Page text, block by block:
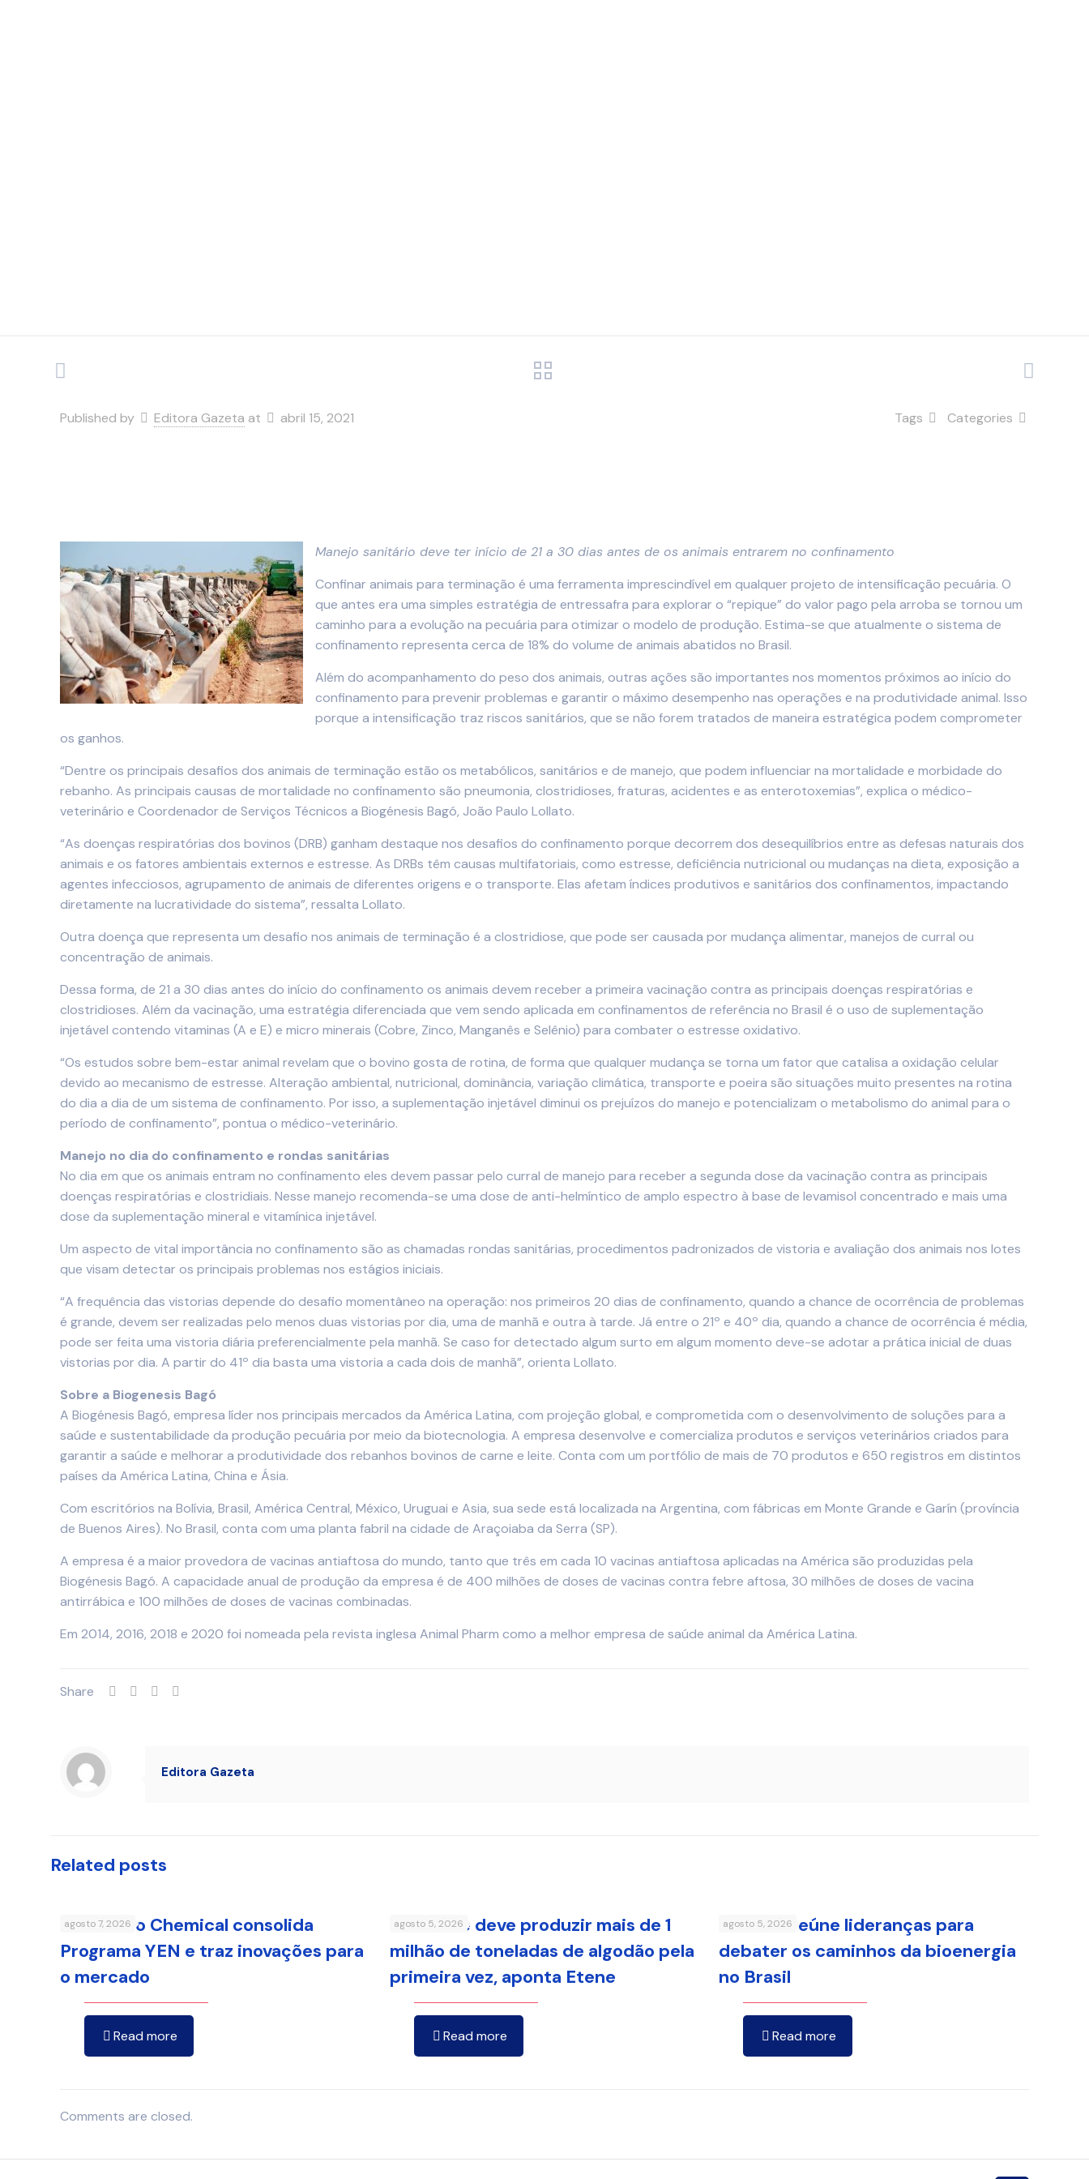
Published by Editora Gazeta at abril 15, 2021 Categories
Tags
Manejo sanitário deve ter início de 21 a 30 dias antes de os animais entrarem no confinamento
Confinar animais para terminação é uma ferramenta imprescindível em qualquer projeto de intensificação pecuária. O
que antes era uma simples estratégia de entressafra para explorar o “repique” do valor pago pela arroba se tornou um
caminho para a evolução na pecuária para otimizar o modelo de produção. Estima-se que atualmente o sistema de
confinamento representa cerca de 18% do volume de animais abatidos no Brasil.
Além do acompanhamento do peso dos animais, outras ações são importantes nos momentos próximos ao início do
confinamento para prevenir problemas e garantir o máximo desempenho nas operações e na produtividade animal. Isso
porque a intensificação traz riscos sanitários, que se não forem tratados de maneira estratégica podem comprometer
os ganhos.
“Dentre os principais desafios dos animais de terminação estão os metabólicos, sanitários e de manejo, que podem influenciar na mortalidade e morbidade do
rebanho. As principais causas de mortalidade no confinamento são pneumonia, clostridioses, fraturas, acidentes e as enterotoxemias”, explica o médico-
veterinário e Coordenador de Serviços Técnicos a Biogénesis Bagó, João Paulo Lollato.
“As doenças respiratórias dos bovinos (DRB) ganham destaque nos desafios do confinamento porque decorrem dos desequilíbrios entre as defesas naturais dos
animais e os fatores ambientais externos e estresse. As DRBs têm causas multifatoriais, como estresse, deficiência nutricional ou mudanças na dieta, exposição a
agentes infecciosos, agrupamento de animais de diferentes origens e o transporte. Elas afetam índices produtivos e sanitários dos confinamentos, impactando
diretamente na lucratividade do sistema”, ressalta Lollato.
Outra doença que representa um desafio nos animais de terminação é a clostridiose, que pode ser causada por mudança alimentar, manejos de curral ou
concentração de animais.
Dessa forma, de 21 a 30 dias antes do início do confinamento os animais devem receber a primeira vacinação contra as principais doenças respiratórias e
clostridioses. Além da vacinação, uma estratégia diferenciada que vem sendo aplicada em confinamentos de referência no Brasil é o uso de suplementação
injetável contendo vitaminas (A e E) e micro minerais (Cobre, Zinco, Manganês e Selênio) para combater o estresse oxidativo.
“Os estudos sobre bem-estar animal revelam que o bovino gosta de rotina, de forma que qualquer mudança se torna um fator que catalisa a oxidação celular
devido ao mecanismo de estresse. Alteração ambiental, nutricional, dominância, variação climática, transporte e poeira são situações muito presentes na rotina
do dia a dia de um sistema de confinamento. Por isso, a suplementação injetável diminui os prejuízos do manejo e potencializam o metabolismo do animal para o
período de confinamento”, pontua o médico-veterinário.
Manejo no dia do confinamento e rondas sanitárias
No dia em que os animais entram no confinamento eles devem passar pelo curral de manejo para receber a segunda dose da vacinação contra as principais
doenças respiratórias e clostridiais. Nesse manejo recomenda-se uma dose de anti-helmíntico de amplo espectro à base de levamisol concentrado e mais uma
dose da suplementação mineral e vitamínica injetável.
Um aspecto de vital importância no confinamento são as chamadas rondas sanitárias, procedimentos padronizados de vistoria e avaliação dos animais nos lotes
que visam detectar os principais problemas nos estágios iniciais.
“A frequência das vistorias depende do desafio momentâneo na operação: nos primeiros 20 dias de confinamento, quando a chance de ocorrência de problemas
é grande, devem ser realizadas pelo menos duas vistorias por dia, uma de manhã e outra à tarde. Já entre o 21º e 40º dia, quando a chance de ocorrência é média,
pode ser feita uma vistoria diária preferencialmente pela manhã. Se caso for detectado algum surto em algum momento deve-se adotar a prática inicial de duas
vistorias por dia. A partir do 41º dia basta uma vistoria a cada dois de manhã”, orienta Lollato.
Sobre a Biogenesis Bagó
A Biogénesis Bagó, empresa líder nos principais mercados da América Latina, com projeção global, e comprometida com o desenvolvimento de soluções para a
saúde e sustentabilidade da produção pecuária por meio da biotecnologia. A empresa desenvolve e comercializa produtos e serviços veterinários criados para
garantir a saúde e melhorar a produtividade dos rebanhos bovinos de carne e leite. Conta com um portfólio de mais de 70 produtos e 650 registros em distintos
países da América Latina, China e Ásia.
Com escritórios na Bolívia, Brasil, América Central, México, Uruguai e Asia, sua sede está localizada na Argentina, com fábricas em Monte Grande e Garín (província
de Buenos Aires). No Brasil, conta com uma planta fabril na cidade de Araçoiaba da Serra (SP).
A empresa é a maior provedora de vacinas antiaftosa do mundo, tanto que três em cada 10 vacinas antiaftosa aplicadas na América são produzidas pela
Biogénesis Bagó. A capacidade anual de produção da empresa é de 400 milhões de doses de vacinas contra febre aftosa, 30 milhões de doses de vacina
antirrábica e 100 milhões de doses de vacinas combinadas.
Em 2014, 2016, 2018 e 2020 foi nomeada pela revista inglesa Animal Pharm como a melhor empresa de saúde animal da América Latina.
Share
Editora Gazeta
Related posts
agosto 7, 2026
Sumitomo Chemical consolida
Programa YEN e traz inovações para
o mercado
Read more
agosto 5, 2026
Nordeste deve produzir mais de 1
milhão de toneladas de algodão pela
primeira vez, aponta Etene
Read more
agosto 5, 2026
FenaBio reúne lideranças para
debater os caminhos da bioenergia
no Brasil
Read more
Comments are closed.